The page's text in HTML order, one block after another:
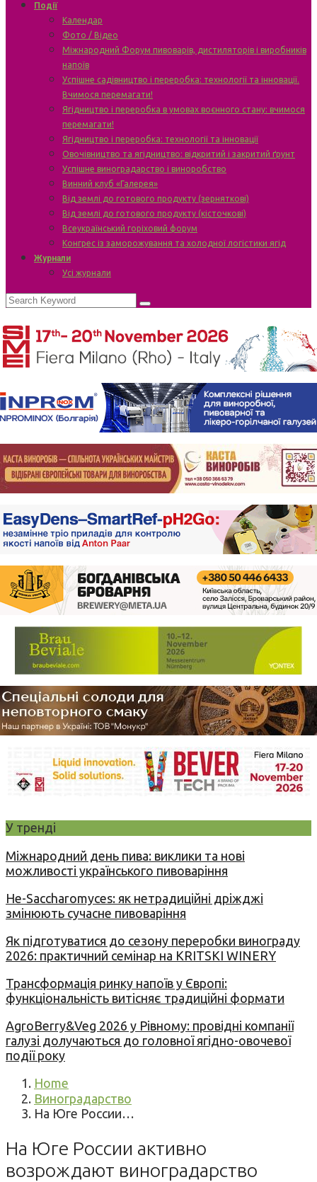
Події
Календар
Фото / Відео
Міжнародний Форум пивоварів, дистиляторів і виробників
напоїв
Успішне садівництво і переробка: технології та інновації.
Вчимося перемагати!
Ягідництво і переробка в умовах воєнного стану: вчимося
перемагати!
Ягідництво і переробка: технології та інновації
Овочівництво та ягідництво: відкритий і закритий ґрунт
Успішне виноградарство і виноробство
Винний клуб «Галерея»
Від землі до готового продукту (зерняткові)
Від землі до готового продукту (кісточкові)
Всеукраїнський горіховий форум
Конгрес із заморожування та холодної логістики ягід
Журнали
Усі журнали
У тренді
Міжнародний день пива: виклики та нові
можливості українського пивоваріння
Не-Saccharomyces: як нетрадиційні дріжджі
змінюють сучасне пивоваріння
Як підготуватися до сезону переробки винограду
2026: практичний семінар на KRITSKI WINERY
Трансформація ринку напоїв у Європі:
функціональність витісняє традиційні формати
AgroBerry&Veg 2026 у Рівному: провідні компанії
галузі долучаються до головної ягідно-овочевої
події року
Home
Виноградарство
На Юге России…
На Юге России активно
возрождают виноградарство